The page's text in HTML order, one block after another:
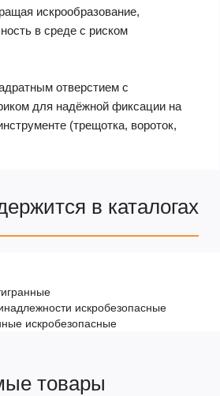
искрообразование,
в среде с риском
отверстием с
для надёжной фиксации на
(трещотка, вороток,
в каталогах
искробезопасные
искробезопасные
товары